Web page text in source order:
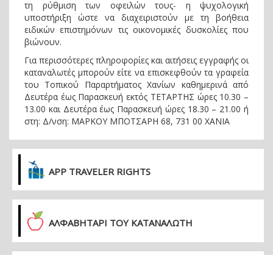
τη ρύθμιση των οφειλών τους- η ψυχολογική
υποστήριξη ώστε να διαχειριστούν με τη βοήθεια
ειδικών επιστημόνων τις οικονομικές δυσκολίες που
βιώνουν.
Για περισσότερες πληροφορίες και αιτήσεις εγγραφής οι
καταναλωτές μπορούν είτε να επισκεφθούν τα γραφεία
του Τοπικού Παραρτήματος Χανίων καθημερινά από
Δευτέρα έως Παρασκευή εκτός ΤΕΤΑΡΤΗΣ ώρες 10.30 –
13.00 και Δευτέρα έως Παρασκευή ώρες 18.30 – 21.00 ή
στη: Δ/νση: ΜΑΡΚΟΥ ΜΠΟΤΣΑΡΗ 68, 731 00 ΧΑΝΙΑ
APP TRAVELER RIGHTS
ΑΛΦΑΒΗΤΑΡΙ ΤΟΥ ΚΑΤΑΝΑΛΩΤΗ